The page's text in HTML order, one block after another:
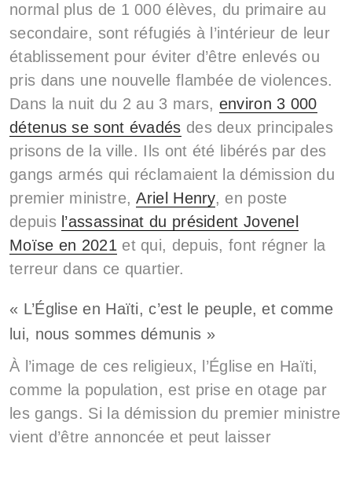
normal plus de 1 000 élèves, du primaire au
secondaire, sont réfugiés à l’intérieur de leur
établissement pour éviter d’être enlevés ou
pris dans une nouvelle flambée de violences.
Dans la nuit du 2 au 3 mars, environ 3 000
détenus se sont évadés des deux principales
prisons de la ville. Ils ont été libérés par des
gangs armés qui réclamaient la démission du
premier ministre,Ariel Henry, en poste
depuis l’assassinat du président Jovenel
Moïse en 2021 et qui, depuis, font régner la
terreur dans ce quartier.
« L’Église en Haïti, c’est le peuple, et comme
lui, nous sommes démunis »
À l’image de ces religieux, l’Église en Haïti,
comme la population, est prise en otage par
les gangs. Si la démission du premier ministre
vient d’être annoncée et peut laisser